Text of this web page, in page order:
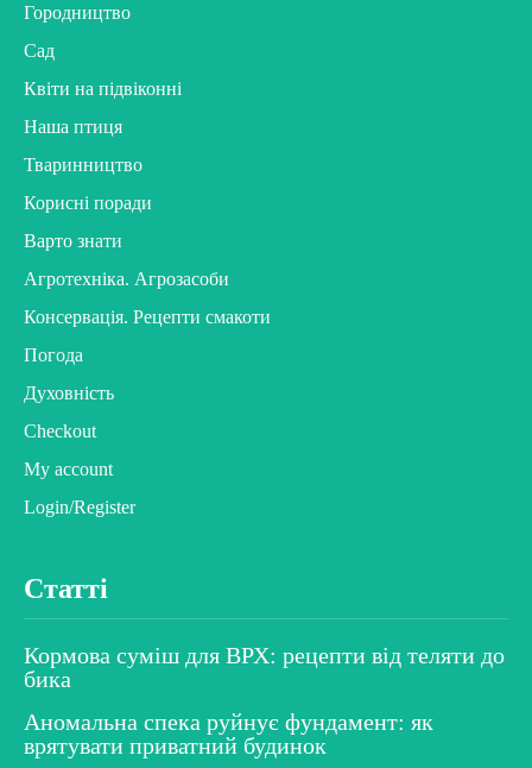
Городництво
Сад
Квіти на підвіконні
Наша птиця
Тваринництво
Корисні поради
Варто знати
Агротехніка. Агрозасоби
Консервація. Рецепти смакоти
Погода
Духовність
Checkout
My account
Login/Register
Статті
Кормова суміш для ВРХ: рецепти від теляти до
бика
Аномальна спека руйнує фундамент: як
врятувати приватний будинок